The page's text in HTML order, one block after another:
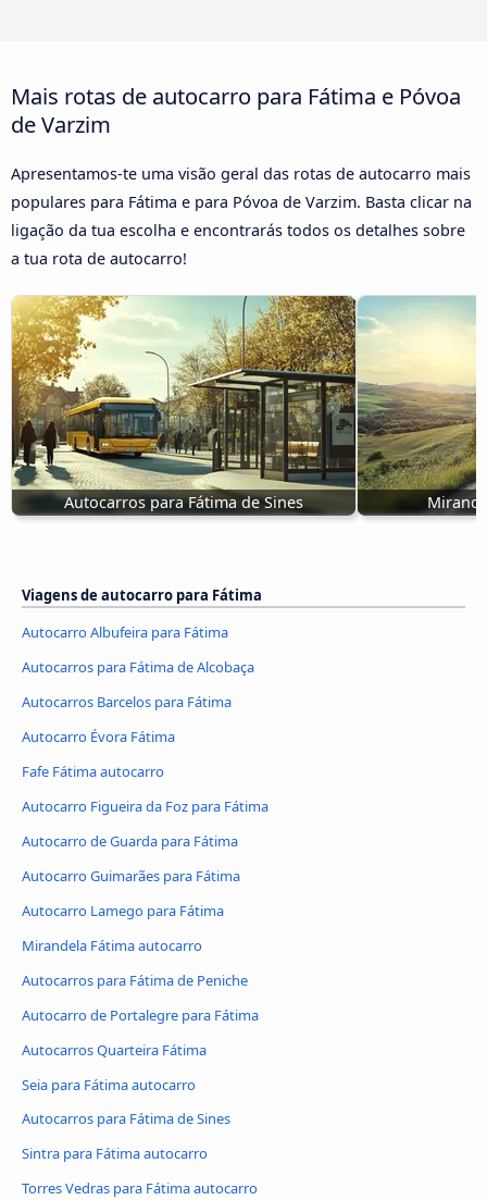
Mais rotas de autocarro para Fátima e Póvoa
de Varzim
Apresentamos-te uma visão geral das rotas de autocarro mais
populares para Fátima e para Póvoa de Varzim. Basta clicar na
ligação da tua escolha e encontrarás todos os detalhes sobre
a tua rota de autocarro!
Autocarros para Fátima de Sines
Viagens de autocarro para Fátima
Autocarro Albufeira para Fátima
Autocarros para Fátima de Alcobaça
Autocarros Barcelos para Fátima
Autocarro Évora Fátima
Fafe Fátima autocarro
Autocarro Figueira da Foz para Fátima
Autocarro de Guarda para Fátima
Autocarro Guimarães para Fátima
Autocarro Lamego para Fátima
Mirandela Fátima autocarro
Autocarros para Fátima de Peniche
Autocarro de Portalegre para Fátima
Autocarros Quarteira Fátima
Seia para Fátima autocarro
Autocarros para Fátima de Sines
Sintra para Fátima autocarro
Torres Vedras para Fátima autocarro